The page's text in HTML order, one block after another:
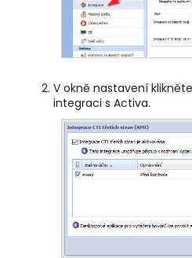
V okně nastavení
integraci s Activa.